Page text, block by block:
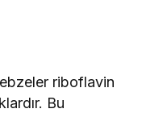
riboflavin
Bu